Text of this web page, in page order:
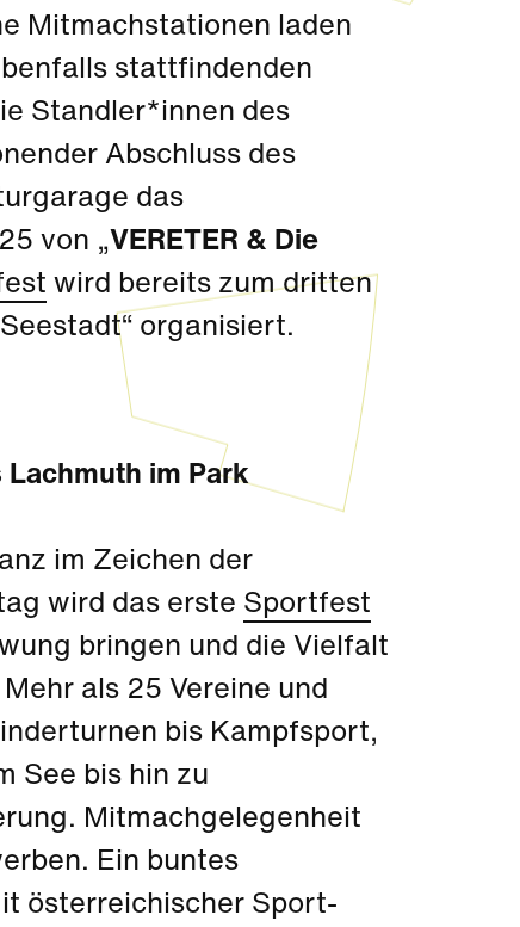
Mitmachstationen laden
stattfindenden
Standler*innen des
Abschluss des
das
von „VERETER & Die
wird bereits zum dritten
organisiert.
Lachmuth im Park
im Zeichen der
wird das erste Sportfest
bringen und die Vielfalt
als 25 Vereine und
bis Kampfsport,
See bis hin zu
Mitmachgelegenheit
Ein buntes
österreichischer Sport-